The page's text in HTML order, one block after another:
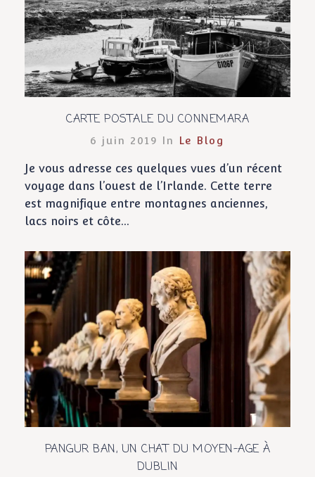
CARTE POSTALE DU CONNEMARA
6 juin 2019 In Le Blog
Je vous adresse ces quelques vues d’un récent
voyage dans l’ouest de l’Irlande. Cette terre
est magnifique entre montagnes anciennes,
lacs noirs et côte...
PANGUR BAN, UN CHAT DU MOYEN-AGE À
DUBLIN